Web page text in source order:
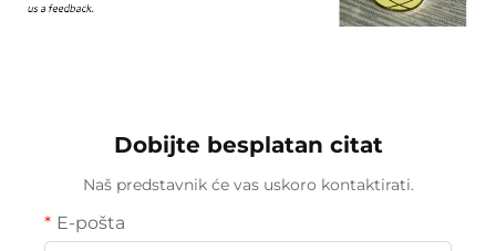
Dobijte besplatan citat
Naš predstavnik će vas uskoro kontaktirati.
E-pošta